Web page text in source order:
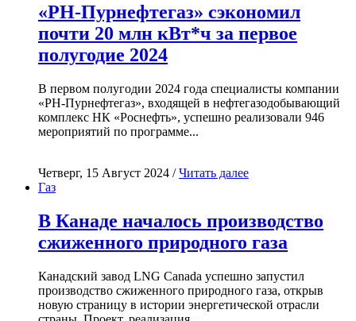
«РН-Пурнефтегаз» сэкономил
почти 20 млн кВт*ч за первое
полугодие 2024
В первом полугодии 2024 года специалисты компании
«РН-Пурнефтегаз», входящей в нефтегазодобывающий
комплекс НК «Роснефть», успешно реализовали 946
мероприятий по программе...
Четверг, 15 Август 2024 /Читать далее
Газ
В Канаде началось производство
сжиженного природного газа
Канадский завод LNG Canada успешно запустил
производство сжиженного природного газа, открыв
новую страницу в истории энергетической отрасли